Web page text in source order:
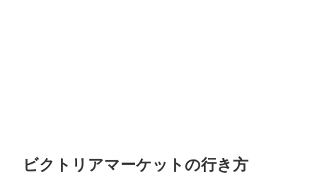
ビクトリアマーケットの行き方